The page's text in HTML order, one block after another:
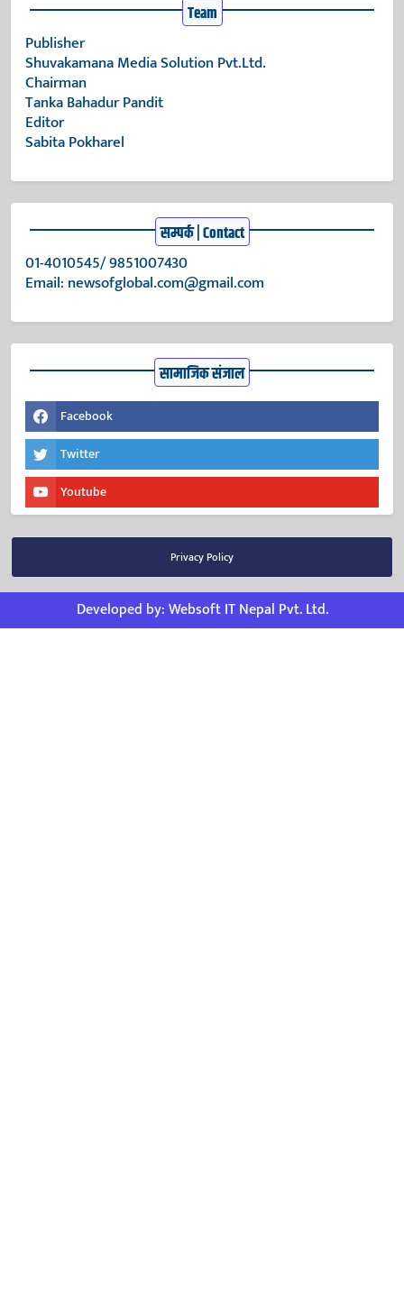
Team
Publisher
Shuvakamana Media Solution Pvt.Ltd.
Chairman
Tanka Bahadur Pandit
Editor
Sabita Pokharel
सम्पर्क | Contact
01-4010545/ 9851007430
Email: newsofglobal.com@gmail.com
सामाजिक संजाल
Facebook
Twitter
Youtube
Privacy Policy
Developed by:Websoft IT Nepal Pvt. Ltd.